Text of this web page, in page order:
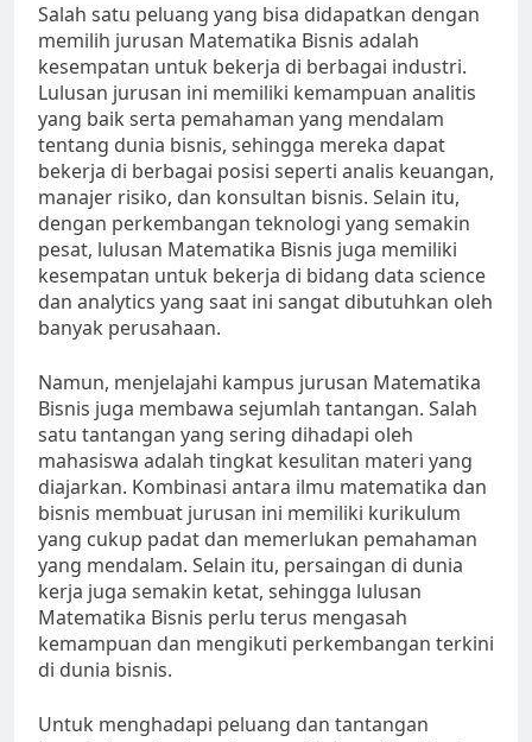
Salah satu peluang yang bisa didapatkan dengan
memilih jurusan Matematika Bisnis adalah
kesempatan untuk bekerja di berbagai industri.
Lulusan jurusan ini memiliki kemampuan analitis
yang baik serta pemahaman yang mendalam
tentang dunia bisnis, sehingga mereka dapat
bekerja di berbagai posisi seperti analis keuangan,
manajer risiko, dan konsultan bisnis. Selain itu,
dengan perkembangan teknologi yang semakin
pesat, lulusan Matematika Bisnis juga memiliki
kesempatan untuk bekerja di bidang data science
dan analytics yang saat ini sangat dibutuhkan oleh
banyak perusahaan.
Namun, menjelajahi kampus jurusan Matematika
Bisnis juga membawa sejumlah tantangan. Salah
satu tantangan yang sering dihadapi oleh
mahasiswa adalah tingkat kesulitan materi yang
diajarkan. Kombinasi antara ilmu matematika dan
bisnis membuat jurusan ini memiliki kurikulum
yang cukup padat dan memerlukan pemahaman
yang mendalam. Selain itu, persaingan di dunia
kerja juga semakin ketat, sehingga lulusan
Matematika Bisnis perlu terus mengasah
kemampuan dan mengikuti perkembangan terkini
di dunia bisnis.
Untuk menghadapi peluang dan tantangan